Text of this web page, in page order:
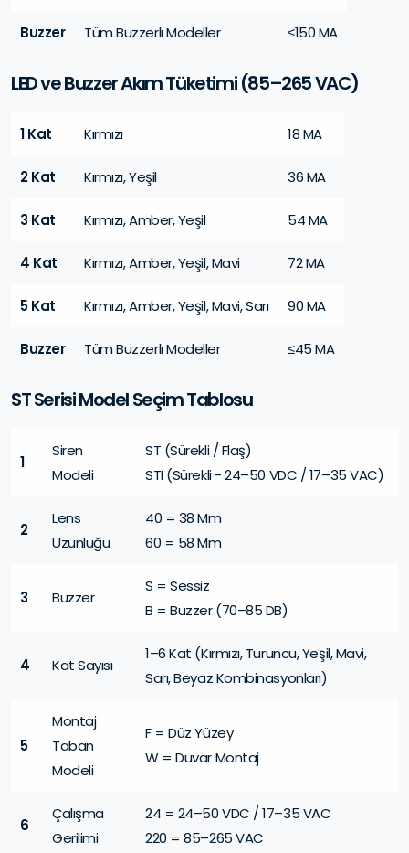
Buzzer Tüm Buzzerlı Modeller ≤150 MA
LED ve Buzzer Akım Tüketimi (85–265 VAC)
1 Kat Kırmızı 18 MA
2 Kat Kırmızı, Yeşil 36 MA
3 Kat Kırmızı, Amber, Yeşil 54 MA
4 Kat Kırmızı, Amber, Yeşil, Mavi 72 MA
5 Kat Kırmızı, Amber, Yeşil, Mavi, Sarı 90 MA
Buzzer Tüm Buzzerlı Modeller ≤45 MA
ST Serisi Model Seçim Tablosu
1
Siren
Modeli
ST (Sürekli / Flaş)
STI (Sürekli - 24–50 VDC / 17–35 VAC)
2
Lens
Uzunluğu
40 = 38 Mm
60 = 58 Mm
3 Buzzer
S = Sessiz
B = Buzzer (70–85 DB)
4 Kat Sayısı
1–6 Kat (Kırmızı, Turuncu, Yeşil, Mavi,
Sarı, Beyaz Kombinasyonları)
5
Montaj
Taban
Modeli
F = Düz Yüzey
W = Duvar Montaj
6
Çalışma
Gerilimi
24 = 24–50 VDC / 17–35 VAC
220 = 85–265 VAC